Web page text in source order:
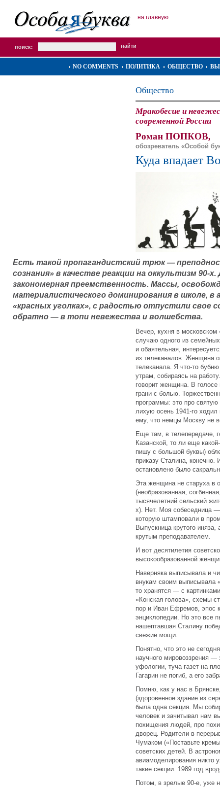
на главную
поиск:
NO COMMENTS ПОЛИТИКА ОБЩЕСТВО
Общество
Мракобесие и
современной России
Роман ПОПКОВ,
обозреватель «Особой
Куда впадает
Есть такой пропагандистский трюк —
сознания» в качестве реакции на оккультизм 90-
закономерная преемственность. Массы,
материалистического доминирования в школе, в
«красных уголках», с радостью отпустили свое
обратно — в топи невежества и волшебства.
Вечер, кухня в
случаю одного из
и обаятельная,
из телеканалов. Женщина
телеканала. Я что-то
утрам, собираясь на
говорит женщина. В голосе
грани с болью.
программы: это про
лихую осень 1941-го ходил
ему, что немцы Москву не
Еще там, в телепередаче,
Казанской, то ли еще
пишу с большой буквы)
приказу Сталина, конечно.
остановлено было
Эта женщина не старуха в
(необразованная,
тысячелетний сельский
х). Нет. Моя собеседница —
которую штамповали в
Выпускница крутого
крутым преподавателем.
И вот десятилетия
высокообразованной
Наверняка выписывала и
внукам своим выписывала
то хранятся — с
«Конская голова», схемы
пор и Иван Ефремов, эпос
энциклопедии. Но это все
нашептавшая Сталину
свежие мощи.
Понятно, что это не
научного мировоззрения
уфологии, туча газет на
Гагарин не погиб, а его
Помню, как у нас в
(здоровенное здание из
была одна секция. Мы
человек и зачитывал нам
похищения людей, про
дворец. Родители в
Чумаком («Поставьте
советских детей. В
авиамоделирования никто
такие секции. 1989 год
Потом, в зрелые 90-е, уже